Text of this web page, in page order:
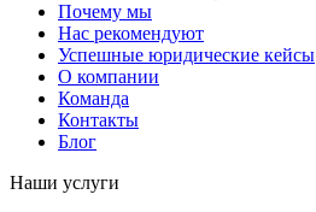
Почему мы
Нас рекомендуют
Успешные юридические кейсы
О компании
Команда
Контакты
Блог
Наши услуги